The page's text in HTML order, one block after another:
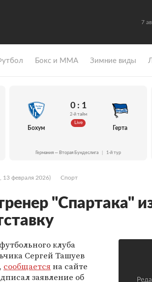
7
Бокс и ММА Зимние виды
Бохум
0 : 1
2-й тайм
Live
Герта
Германия — Вторая Бундеслига 1-й тур
13 февраля 2026) Спорт
"Спартака"
клуба
Сергей Ташуев
сообщаетсяна сайте
заявление об